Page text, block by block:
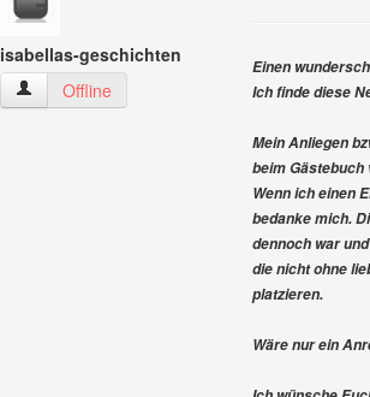
isabellas-geschichten
isabellas-geschichten Benutzer-Profile
Offline
Einen
Ich finde diese
Mein Anliegen
beim
Wenn ich einen
bedanke mich.
dennoch war
die nicht ohne
platzieren.
Wäre nur ein